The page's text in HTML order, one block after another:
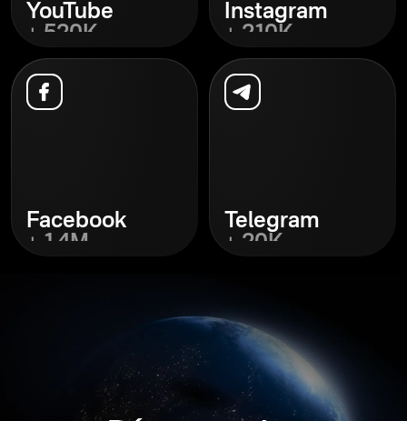
YouTube
+ 520K
Instagram
+ 210K
Facebook
+ 1,4M
Telegram
+ 20K